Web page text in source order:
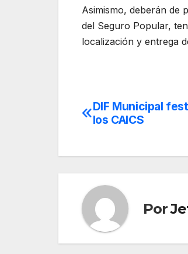
Asimismo, deberán de
del Seguro Popular,
localización y entrega
Navegación
entradas
DIF Municipal
los CAICS
Por